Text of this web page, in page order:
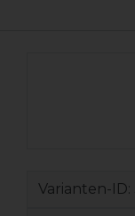
Varianten-ID: